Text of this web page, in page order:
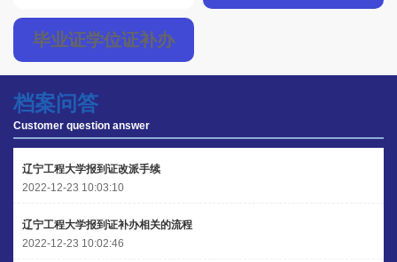
毕业证学位证补办
档案问答
Customer question answer
辽宁工程大学报到证改派手续
2022-12-23 10:03:10
辽宁工程大学报到证补办相关的流程
2022-12-23 10:02:46